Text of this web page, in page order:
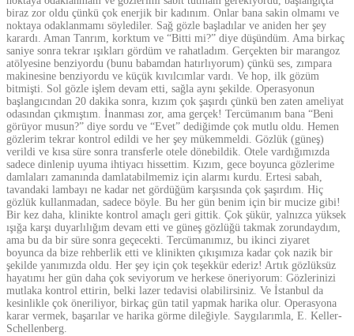
biraz zor oldu çünkü çok enerjik bir kadınım. Onlar bana sakin olmamı ve
noktaya odaklanmamı söylediler. Sağ gözle başladılar ve aniden her şey
karardı. Aman Tanrım, korktum ve “Bitti mi?” diye düşündüm. Ama birkaç
saniye sonra tekrar ışıkları gördüm ve rahatladım. Gerçekten bir marangoz
atölyesine benziyordu (bunu babamdan hatırlıyorum) çünkü ses, zımpara
makinesine benziyordu ve küçük kıvılcımlar vardı. Ve hop, ilk gözüm
bitmişti. Sol gözle işlem devam etti, sağla aynı şekilde. Operasyonun
başlangıcından 20 dakika sonra, kızım çok şaşırdı çünkü ben zaten ameliyat
odasından çıkmıştım. İnanması zor, ama gerçek! Tercümanım bana “Beni
görüyor musun?” diye sordu ve “Evet” dediğimde çok mutlu oldu. Hemen
gözlerim tekrar kontrol edildi ve her şey mükemmeldi. Gözlük (güneş)
verildi ve kısa süre sonra transferle otele dönebildik. Otele vardığımızda
sadece dinlenip uyuma ihtiyacı hissettim. Kızım, gece boyunca gözlerime
damlaları zamanında damlatabilmemiz için alarmı kurdu. Ertesi sabah,
tavandaki lambayı ne kadar net gördüğüm karşısında çok şaşırdım. Hiç
gözlük kullanmadan, sadece böyle. Bu her gün benim için bir mucize gibi!
Bir kez daha, klinikte kontrol amaçlı geri gittik. Çok şükür, yalnızca yüksek
ışığa karşı duyarlılığım devam etti ve güneş gözlüğü takmak zorundaydım,
ama bu da bir süre sonra geçecekti. Tercümanımız, bu ikinci ziyaret
boyunca da bize rehberlik etti ve klinikten çıkışımıza kadar çok nazik bir
şekilde yanımızda oldu. Her şey için çok teşekkür ederiz! Artık gözlüksüz
hayatımı her gün daha çok seviyorum ve herkese öneriyorum: Gözlerinizi
mutlaka kontrol ettirin, belki lazer tedavisi olabilirsiniz. Ve İstanbul da
kesinlikle çok öneriliyor, birkaç gün tatil yapmak harika olur. Operasyona
karar vermek, başarılar ve harika görme dileğiyle. Saygılarımla, E. Keller-
Schellenberg.